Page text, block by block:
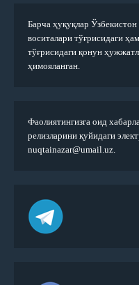
Барча ҳуқуқлар
воситалари тўғрисидаги
тўғрисидаги қонун
ҳимояланган.
Фаолиятингизга оид
релизларини қуйидаги
nuqtainazar@umail.uz.